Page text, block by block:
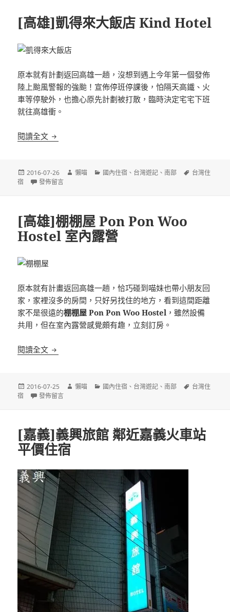
[高雄]凱得來大飯店 Kind Hotel
原本就有計劃返回高雄一趟，沒想到遇上今年第一個發佈
陸上颱風警報的強颱！宣佈停班停課後，怕隔天高鐵、火
車等停駛外，也擔心原先計劃被打散，臨時決定宅宅下班
就往高雄衝。
閱讀全文 [高雄]凱得來大飯店 Kind Hotel
發
佈
2016-07-26
作
懶喵
分
國內住宿 、 台灣遊記 、南部
標
台灣住
宿
在〈[高雄]凱得來大飯店 Kind Hotel〉
發佈留言
[高雄]棚棚屋 Pon Pon Woo
Hostel 室內露營
原本就有計畫返回高雄一趟，恰巧碰到喵妹也帶小朋友回
家，家裡沒多的房間，只好另找住的地方，看到這間距離
家不是很遠的棚棚屋 Pon Pon Woo Hostel ，雖然設備
共用，但在室內露營感覺頗有趣，立刻訂房。
閱讀全文 [高雄]棚棚屋 Pon Pon Woo Hostel 室內露營
發
佈
2016-07-25
作
懶喵
分
國內住宿 、 台灣遊記 、南部
標
台灣住
宿
在〈[高雄]棚棚屋 Pon Pon Woo Hostel 室內露營〉
發佈留言
[嘉義]義興旅館 鄰近嘉義火車站
平價住宿